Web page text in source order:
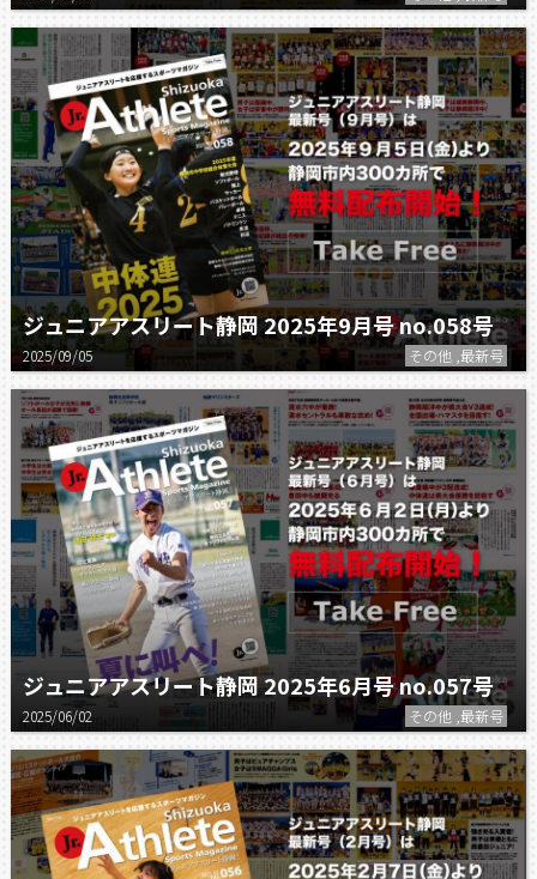
ジュニアアスリート静岡 2025年9月号 no.058号
2025/09/05 その他 ,最新号
ジュニアアスリート静岡 2025年6月号 no.057号
2025/06/02 その他 ,最新号